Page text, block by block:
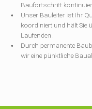
Baufortschritt
Unser Bauleiter ist Ihr
koordiniert und hält Sie
Laufenden.
Durch permanente
wir eine pünktliche